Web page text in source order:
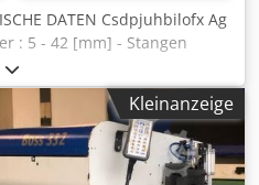
DATEN Csdpjuhbilofx Ag
: 5 - 42 [mm] - Stangen
: 14 [mm] -
Versorgung : 3x400 V, 50
Kleinanzeige